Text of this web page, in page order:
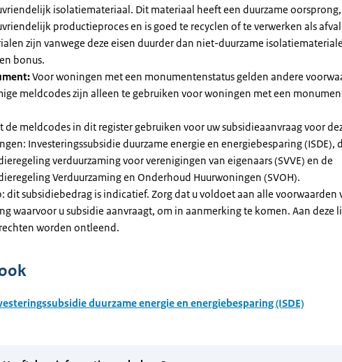
isolatiemateriaal. Dit materiaal heeft een duurzame oorsprong,
productieproces en is goed te recyclen of te verwerken als
zijn vanwege deze eisen duurder dan niet-duurzame
bonus.
Voor woningen met een monumentenstatus gelden andere
meldcodes zijn alleen te gebruiken voor woningen met een
de meldcodes in dit register gebruiken voor uw subsidieaanvraag voor
Investeringssubsidie duurzame energie en energiebesparing (ISDE),
verduurzaming voor verenigingen van eigenaars (SVVE) en de
Verduurzaming en Onderhoud Huurwoningen (SVOH).
dit subsidiebedrag is indicatief. Zorg dat u voldoet aan alle voorwaarden
waarvoor u subsidie aanvraagt, om in aanmerking te komen. Aan deze
worden ontleend.
duurzame energie en energiebesparing (ISDE)